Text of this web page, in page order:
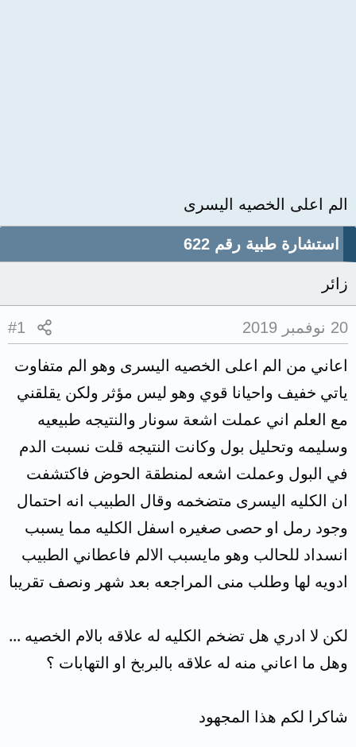
الم اعلى الخصيه اليسرى
استشارة طبية رقم 622
زائر
20 نوفمبر 2019 #1
اعاني من الم اعلى الخصيه اليسرى وهو الم متفاوت
ياتي خفيف واحيانا قوي وهو ليس مؤثر ولكن يقلقني
مع العلم اني عملت اشعة سونار والنتيجه طبيعيه
وسليمه وتحليل بول وكانت النتيجه قلت نسبت الدم
في البول وعملت اشعه لمنطقة الحوض فاكتشفت
ان الكليه اليسرى متضخمه وقال الطبيب انه احتمال
وجود رمل او حصى صغيره اسفل الكليه مما يسبب
انسداد للحالب وهو مايسبب الالم فاعطاني الطبيب
ادويه لها وطلب منى المراجعه بعد شهر ونصف تقريبا
لكن لا ادري هل تضخم الكليه له علاقه بالام الخصيه ...
وهل ما اعاني منه له علاقه بالبربخ او التهابات ؟
شاكرا لكم هذا المجهود